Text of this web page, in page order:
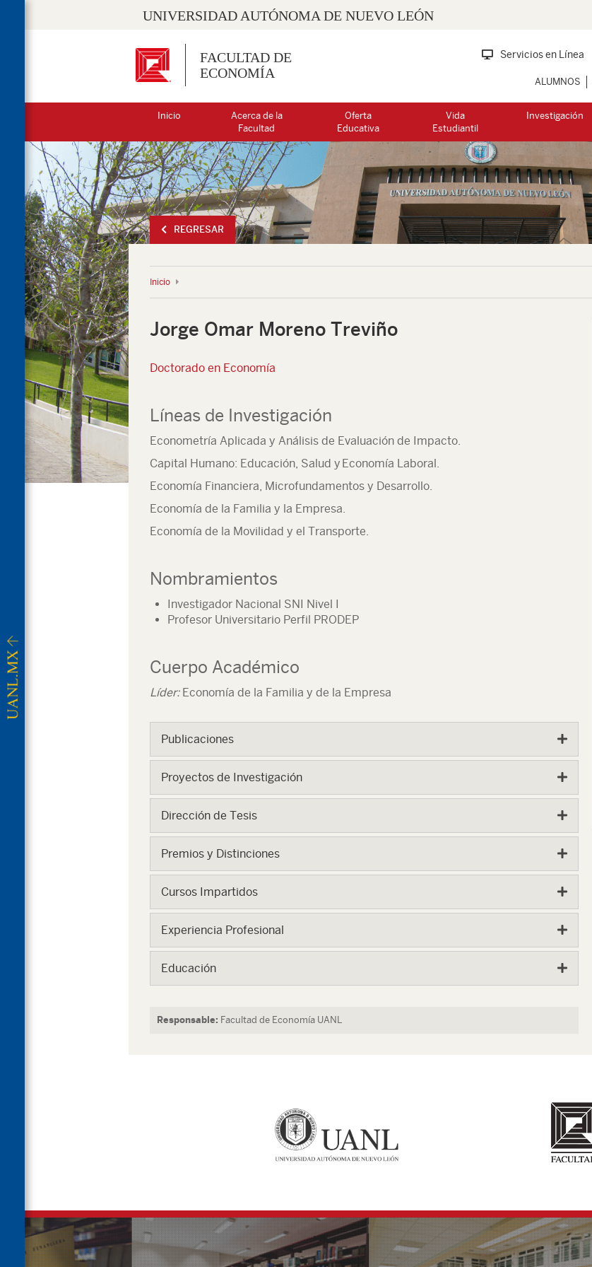
UNIVERSIDAD AUTÓNOMA DE NUEVO LEÓN
FACULTAD DE
ECONOMÍA
Servicios en Línea
ALUMNOS
Inicio
Acerca de la
Facultad
Oferta
Educativa
Vida
Estudiantil
Investigación
REGRESAR
Inicio
Jorge Omar Moreno Treviño
Doctorado en Economía
Líneas de Investigación
Econometría Aplicada y Análisis de Evaluación de Impacto.
Capital Humano: Educación, Salud y Economía Laboral.
Economía Financiera, Microfundamentos y Desarrollo.
Economía de la Familia y la Empresa.
Economía de la Movilidad y el Transporte.
Nombramientos
Investigador Nacional SNI Nivel I
Profesor Universitario Perfil PRODEP
Cuerpo Académico
Líder:Economía de la Familia y de la Empresa
Publicaciones
Proyectos de Investigación
Dirección de Tesis
Premios y Distinciones
Cursos Impartidos
Experiencia Profesional
Educación
Responsable: Facultad de Economía UANL